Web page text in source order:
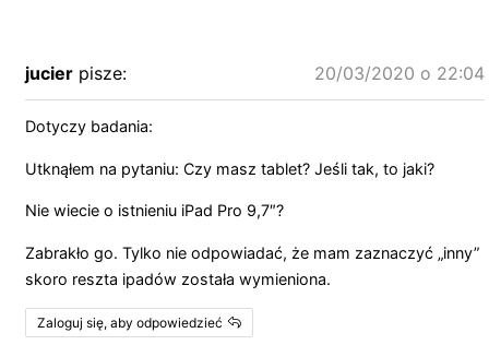
jucier pisze: 20/03/2020 o 22:04
Dotyczy badania:
Utknąłem na pytaniu: Czy masz tablet? Jeśli tak, to jaki?
Nie wiecie o istnieniu iPad Pro 9,7″?
Zabrakło go. Tylko nie odpowiadać, że mam zaznaczyć „inny”
skoro reszta ipadów została wymieniona.
Zaloguj się, aby odpowiedzieć